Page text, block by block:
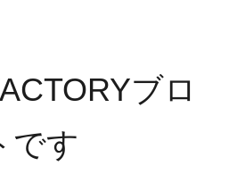
ブロ
です